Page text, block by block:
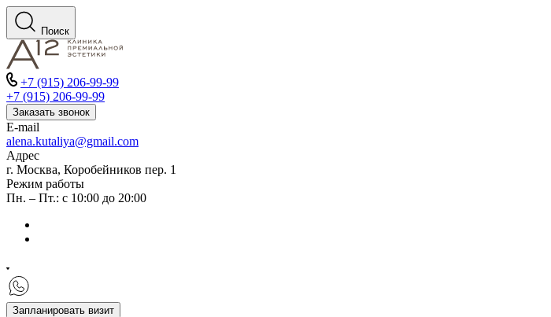
Поиск
+7 (915) 206-99-99
+7 (915) 206-99-99
Заказать звонок
E-mail
alena.kutaliya@gmail.com
Адрес
г. Москва, Коробейников пер. 1
Режим работы
Пн. – Пт.: с 10:00 до 20:00
Запланировать визит